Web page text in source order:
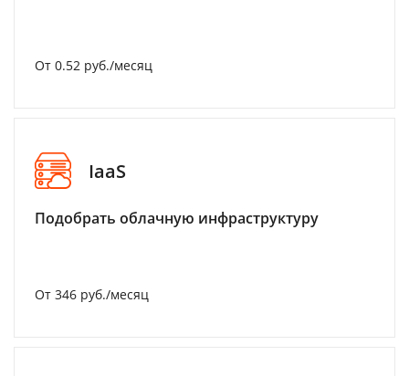
От 0.52 руб./месяц
IaaS
Подобрать облачную инфраструктуру
От 346 руб./месяц